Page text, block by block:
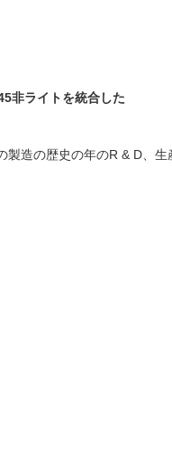
非ライトを統合した
造の歴史の年のR & D、生